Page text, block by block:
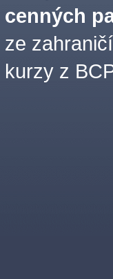
cenných
ze
kurzy z